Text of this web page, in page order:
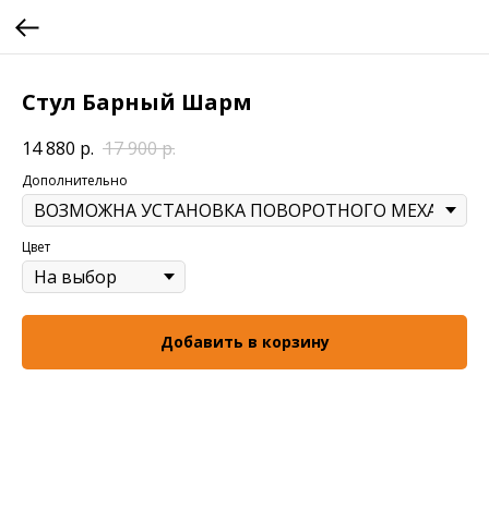
Стул Барный Шарм
14 880 р. 17 900р.
Дополнительно
Цвет
Добавить в корзину